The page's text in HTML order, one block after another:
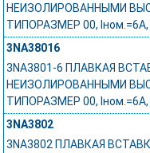
НЕИЗОЛИРОВАННЫМИ
ТИПОРАЗМЕР 00, Iном.=6A,
3NA38016
3NA3801-6 ПЛАВКАЯ
НЕИЗОЛИРОВАННЫМИ
ТИПОРАЗМЕР 00, Iном.=6A,
3NA3802
3NA3802 ПЛАВКАЯ